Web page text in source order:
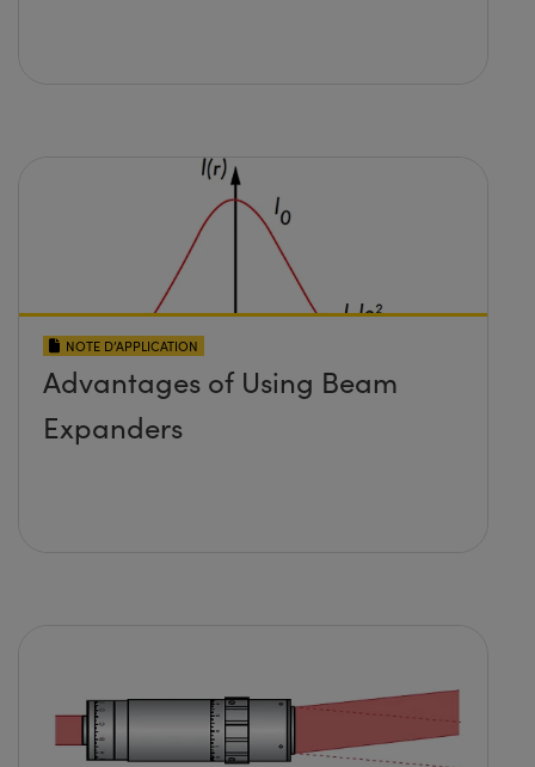
NOTE D’APPLICATION
Advantages of Using Beam
Expanders